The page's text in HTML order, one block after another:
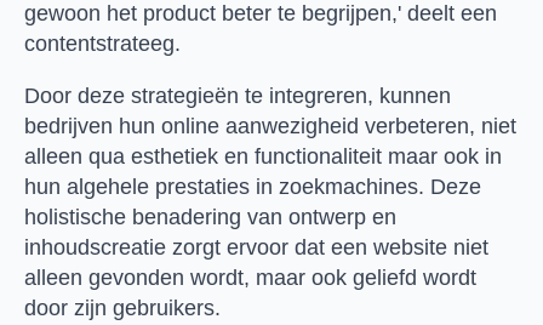
gewoon het product beter te begrijpen,' deelt een
contentstrateeg.
Door deze strategieën te integreren, kunnen
bedrijven hun online aanwezigheid verbeteren, niet
alleen qua esthetiek en functionaliteit maar ook in
hun algehele prestaties in zoekmachines. Deze
holistische benadering van ontwerp en
inhoudscreatie zorgt ervoor dat een website niet
alleen gevonden wordt, maar ook geliefd wordt
door zijn gebruikers.